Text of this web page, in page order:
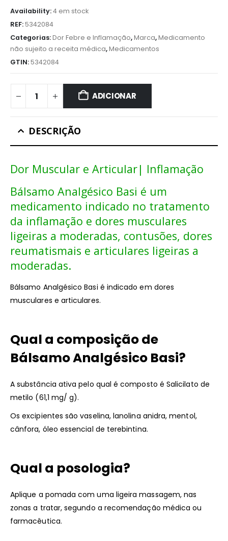
Availability:4 em stock
REF:5342084
Categorias:Dor Febre e Inflamação,Marca,Medicamento
não sujeito a receita médica,Medicamentos
GTIN:5342084
ADICIONAR
DESCRIÇÃO
Dor Muscular e Articular| Inflamação
Bálsamo Analgésico Basi é um
medicamento indicado no tratamento
da inflamação e dores musculares
ligeiras a moderadas, contusões, dores
reumatismais e articulares ligeiras a
moderadas.
Bálsamo Analgésico Basi é indicado em dores
musculares e articulares.
Qual a composição de
Bálsamo Analgésico Basi?
A substância ativa pelo qual é composto é Salicilato de
metilo (61,1 mg/ g).
Os excipientes são vaselina, lanolina anidra, mentol,
cânfora, óleo essencial de terebintina.
Qual a posologia?
Aplique a pomada com uma ligeira massagem, nas
zonas a tratar, segundo a recomendação médica ou
farmacêutica.